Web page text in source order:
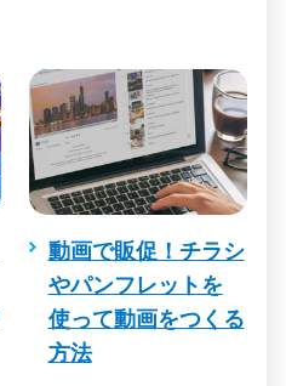
今話題のライブコマ
ースとは？
始め方やメリットに
ついて解説します！